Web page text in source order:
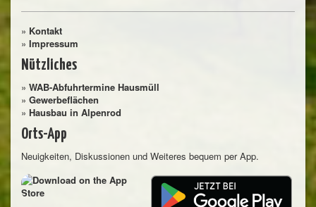
» Kontakt
» Impressum
Nützliches
» WAB-Abfuhrtermine Hausmüll
» Gewerbeflächen
» Hausbau in Alpenrod
Orts-App
Neuigkeiten, Diskussionen und Weiteres bequem per App.